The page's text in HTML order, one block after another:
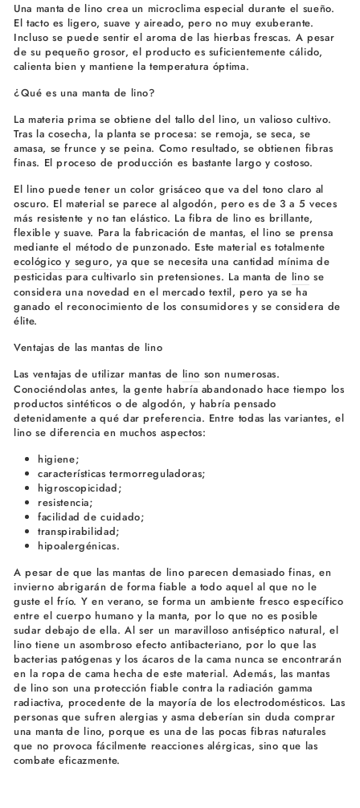
Una manta de lino crea un microclima especial durante el sueño.
El tacto es ligero, suave y aireado, pero no muy exuberante.
Incluso se puede sentir el aroma de las hierbas frescas. A pesar
de su pequeño grosor, el producto es suficientemente cálido,
calienta bien y mantiene la temperatura óptima.
¿Qué es una manta de lino?
La materia prima se obtiene del tallo del lino, un valioso cultivo.
Tras la cosecha, la planta se procesa: se remoja, se seca, se
amasa, se frunce y se peina. Como resultado, se obtienen fibras
finas. El proceso de producción es bastante largo y costoso.
El lino puede tener un color grisáceo que va del tono claro al
oscuro. El material se parece al algodón, pero es de 3 a 5 veces
más resistente y no tan elástico. La fibra de lino es brillante,
flexible y suave. Para la fabricación de mantas, el lino se prensa
mediante el método de punzonado. Este material es totalmente
ecológico y seguro, ya que se necesita una cantidad mínima de
pesticidas para cultivarlo sin pretensiones. La manta de lino se
considera una novedad en el mercado textil, pero ya se ha
ganado el reconocimiento de los consumidores y se considera de
élite.
Ventajas de las mantas de lino
Las ventajas de utilizar mantas de lino son numerosas.
Conociéndolas antes, la gente habría abandonado hace tiempo los
productos sintéticos o de algodón, y habría pensado
detenidamente a qué dar preferencia. Entre todas las variantes, el
lino se diferencia en muchos aspectos:
higiene;
características termorreguladoras;
higroscopicidad;
resistencia;
facilidad de cuidado;
transpirabilidad;
hipoalergénicas.
A pesar de que las mantas de lino parecen demasiado finas, en
invierno abrigarán de forma fiable a todo aquel al que no le
guste el frío. Y en verano, se forma un ambiente fresco específico
entre el cuerpo humano y la manta, por lo que no es posible
sudar debajo de ella. Al ser un maravilloso antiséptico natural, el
lino tiene un asombroso efecto antibacteriano, por lo que las
bacterias patógenas y los ácaros de la cama nunca se encontrarán
en la ropa de cama hecha de este material. Además, las mantas
de lino son una protección fiable contra la radiación gamma
radiactiva, procedente de la mayoría de los electrodomésticos. Las
personas que sufren alergias y asma deberían sin duda comprar
una manta de lino, porque es una de las pocas fibras naturales
que no provoca fácilmente reacciones alérgicas, sino que las
combate eficazmente.